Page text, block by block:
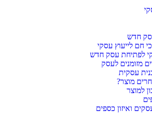
חדש
חם לייעוץ עסקי
לפתיחת עסק חדש
מזומנים לעסק
עסקית
מוצר?
למוצר
ואיזון כספים